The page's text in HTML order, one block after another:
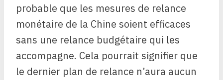
probable que les mesures de relance
monétaire de la Chine soient efficaces
sans une relance budgétaire qui les
accompagne. Cela pourrait signifier que
le dernier plan de relance n’aura aucun